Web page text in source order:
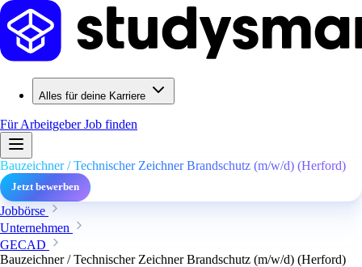
Alles für deine Karriere
Für ArbeitgeberJob finden
Bauzeichner / Technischer Zeichner Brandschutz (m/w/d) (Herford)
Jetzt bewerben
Jobbörse
Unternehmen
GECAD
Bauzeichner / Technischer Zeichner Brandschutz (m/w/d) (Herford)